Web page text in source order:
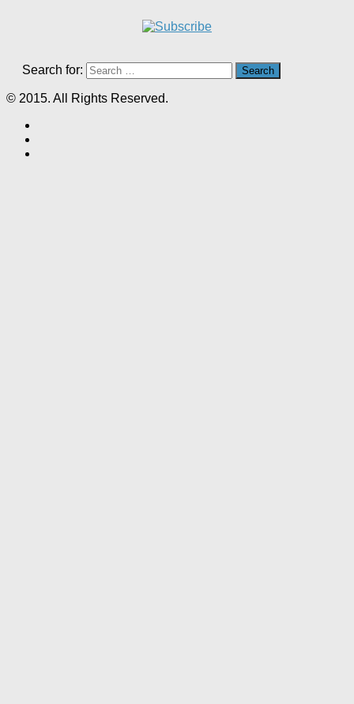
Search for:
© 2015. All Rights Reserved.